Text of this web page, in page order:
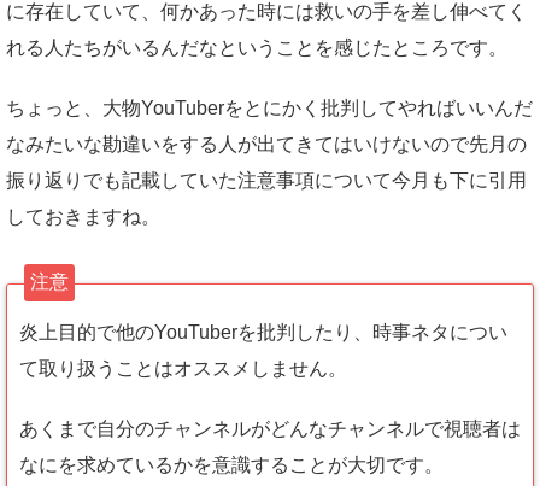
に存在していて、何かあった時には救いの手を差し伸べてく
れる人たちがいるんだなということを感じたところです。
ちょっと、大物YouTuberをとにかく批判してやればいいんだ
なみたいな勘違いをする人が出てきてはいけないので先月の
振り返りでも記載していた注意事項について今月も下に引用
しておきますね。
注意
炎上目的で他のYouTuberを批判したり、時事ネタについ
て取り扱うことはオススメしません。
あくまで自分のチャンネルがどんなチャンネルで視聴者は
なにを求めているかを意識することが大切です。